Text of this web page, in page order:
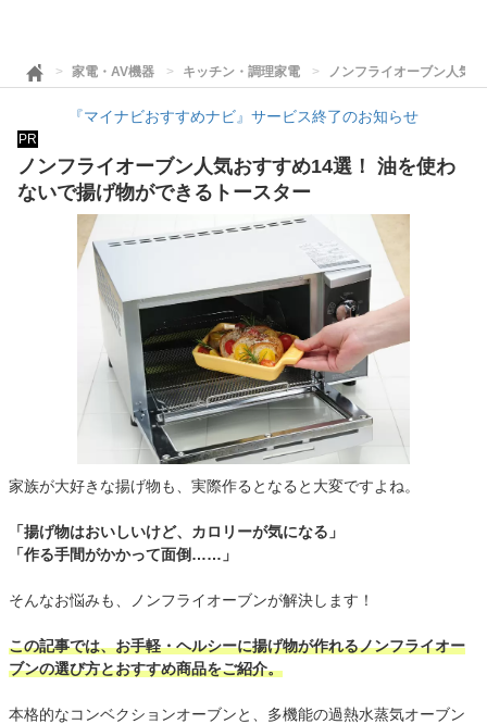
家電・AV機器 キッチン・調理家電 ノンフライオーブン人気
『マイナビおすすめナビ』サービス終了のお知らせ
PR
ノンフライオーブン人気おすすめ14選！ 油を使わ
ないで揚げ物ができるトースター
家族が大好きな揚げ物も、実際作るとなると大変ですよね。
「揚げ物はおいしいけど、カロリーが気になる」
「作る手間がかかって面倒……」
そんなお悩みも、ノンフライオーブンが解決します！
この記事では、お手軽・ヘルシーに揚げ物が作れるノンフライオー
ブンの選び方とおすすめ商品をご紹介。
本格的なコンベクションオーブンと、多機能の過熱水蒸気オーブン